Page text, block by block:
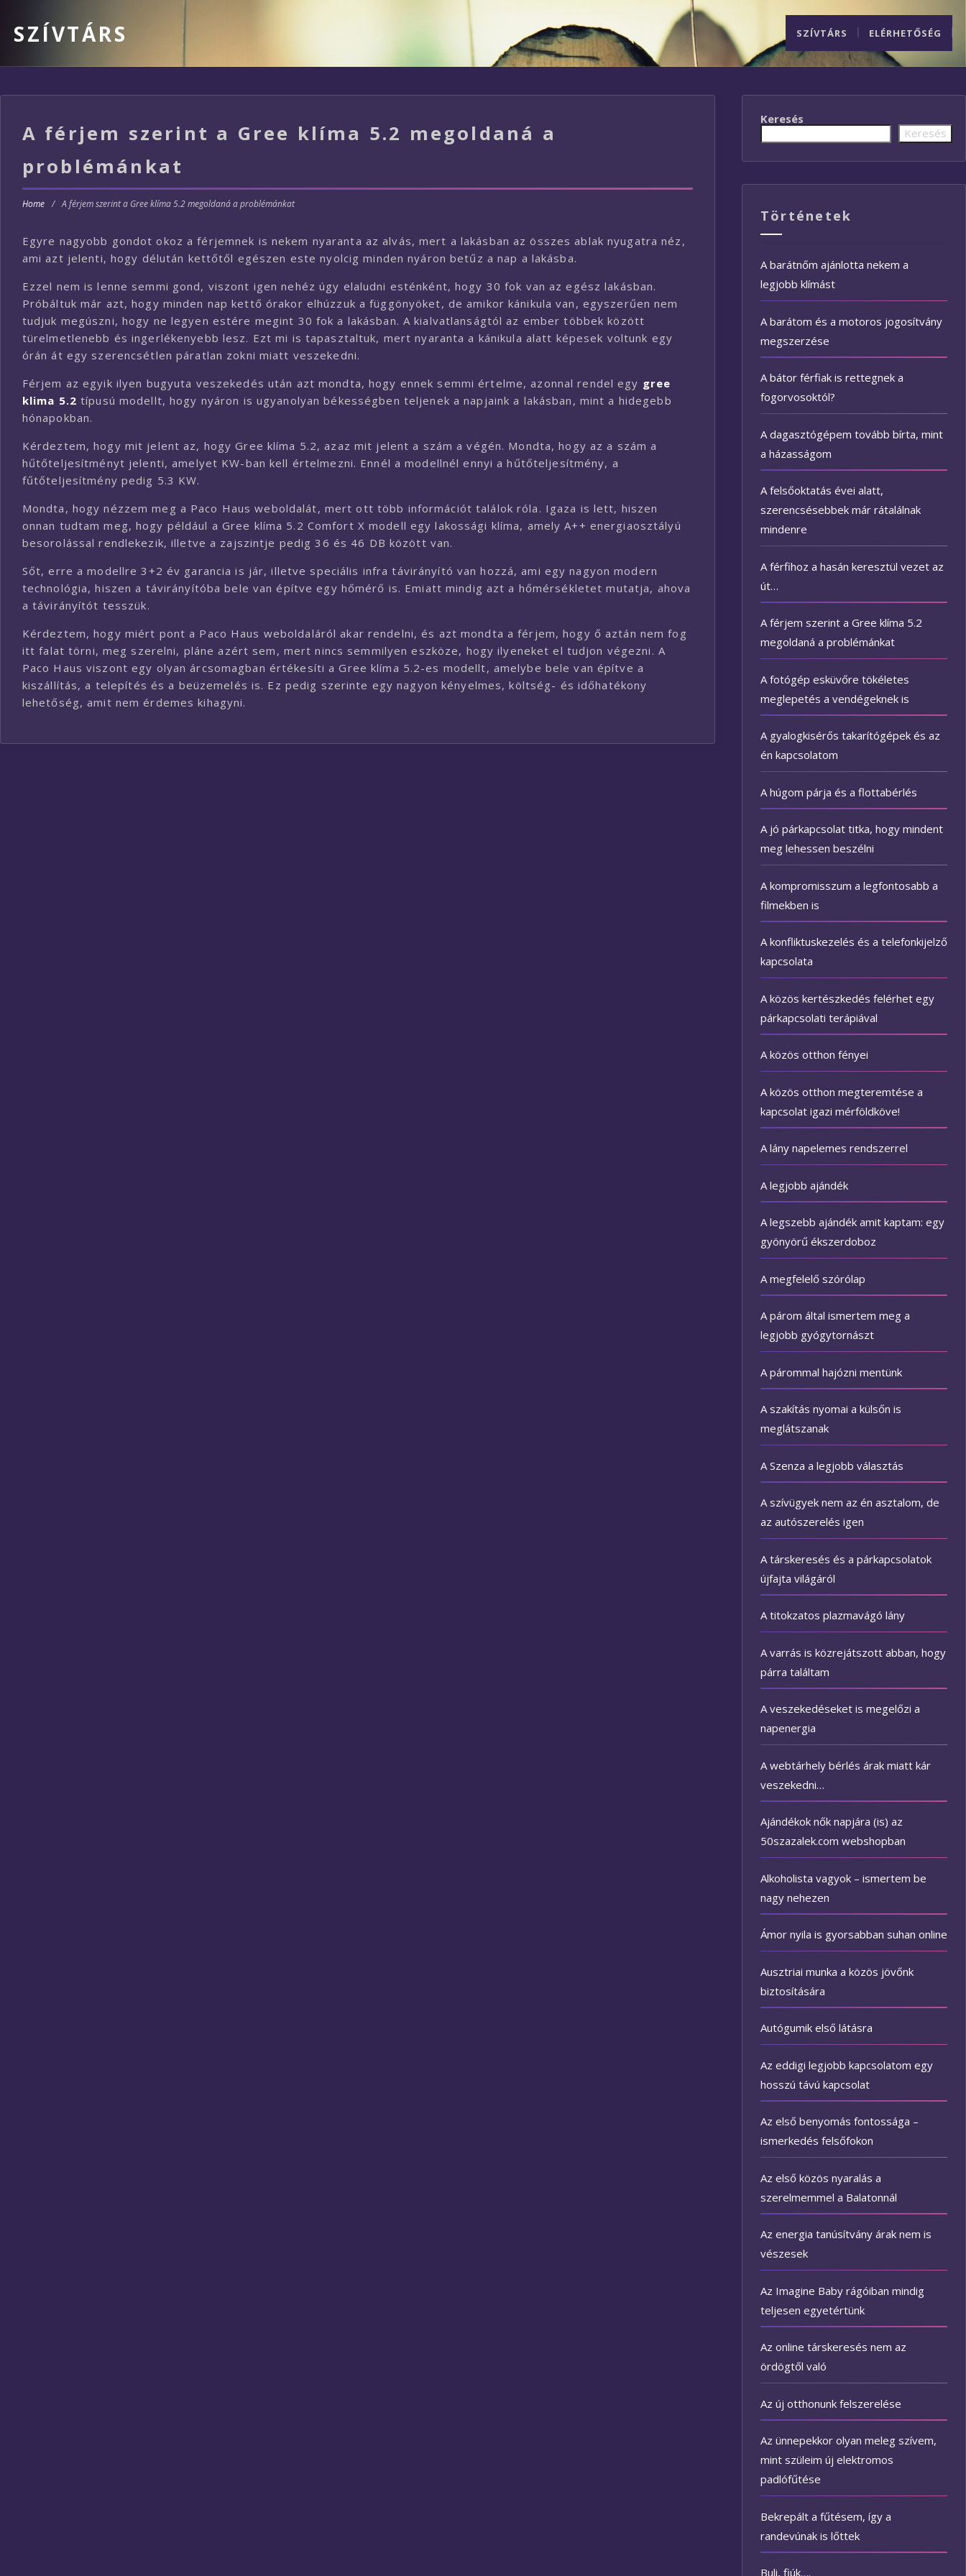
SZÍVTÁRS SZÍVTÁRS ELÉRHETŐSÉG
A férjem szerint a Gree klíma 5.2 megoldaná a
problémánkat
Home / A férjem szerint a Gree klíma 5.2 megoldaná a problémánkat
Egyre nagyobb gondot okoz a férjemnek is nekem nyaranta az alvás, mert a lakásban az összes ablak nyugatra néz,
ami azt jelenti, hogy délután kettőtől egészen este nyolcig minden nyáron betűz a nap a lakásba.
Ezzel nem is lenne semmi gond, viszont igen nehéz úgy elaludni esténként, hogy 30 fok van az egész lakásban.
Próbáltuk már azt, hogy minden nap kettő órakor elhúzzuk a függönyöket, de amikor kánikula van, egyszerűen nem
tudjuk megúszni, hogy ne legyen estére megint 30 fok a lakásban. A kialvatlanságtól az ember többek között
türelmetlenebb és ingerlékenyebb lesz. Ezt mi is tapasztaltuk, mert nyaranta a kánikula alatt képesek voltunk egy
órán át egy szerencsétlen páratlan zokni miatt veszekedni.
Férjem az egyik ilyen bugyuta veszekedés után azt mondta, hogy ennek semmi értelme, azonnal rendel egy gree
klima 5.2 típusú modellt, hogy nyáron is ugyanolyan békességben teljenek a napjaink a lakásban, mint a hidegebb
hónapokban.
Kérdeztem, hogy mit jelent az, hogy Gree klíma 5.2, azaz mit jelent a szám a végén. Mondta, hogy az a szám a
hűtőteljesítményt jelenti, amelyet KW-ban kell értelmezni. Ennél a modellnél ennyi a hűtőteljesítmény, a
fűtőteljesítmény pedig 5.3 KW.
Mondta, hogy nézzem meg a Paco Haus weboldalát, mert ott több információt találok róla. Igaza is lett, hiszen
onnan tudtam meg, hogy például a Gree klíma 5.2 Comfort X modell egy lakossági klíma, amely A++ energiaosztályú
besorolással rendlekezik, illetve a zajszintje pedig 36 és 46 DB között van.
Sőt, erre a modellre 3+2 év garancia is jár, illetve speciális infra távirányító van hozzá, ami egy nagyon modern
technológia, hiszen a távirányítóba bele van építve egy hőmérő is. Emiatt mindig azt a hőmérsékletet mutatja, ahova
a távirányítót tesszük.
Kérdeztem, hogy miért pont a Paco Haus weboldaláról akar rendelni, és azt mondta a férjem, hogy ő aztán nem fog
itt falat törni, meg szerelni, pláne azért sem, mert nincs semmilyen eszköze, hogy ilyeneket el tudjon végezni. A
Paco Haus viszont egy olyan árcsomagban értékesíti a Gree klíma 5.2-es modellt, amelybe bele van építve a
kiszállítás, a telepítés és a beüzemelés is. Ez pedig szerinte egy nagyon kényelmes, költség- és időhatékony
lehetőség, amit nem érdemes kihagyni.
Keresés
Keresés
Történetek
A barátnőm ajánlotta nekem a
legjobb klímást
A barátom és a motoros jogosítvány
megszerzése
A bátor férfiak is rettegnek a
fogorvosoktól?
A dagasztógépem tovább bírta, mint
a házasságom
A felsőoktatás évei alatt,
szerencsésebbek már rátalálnak
mindenre
A férfihoz a hasán keresztül vezet az
út…
A férjem szerint a Gree klíma 5.2
megoldaná a problémánkat
A fotógép esküvőre tökéletes
meglepetés a vendégeknek is
A gyalogkisérős takarítógépek és az
én kapcsolatom
A húgom párja és a flottabérlés
A jó párkapcsolat titka, hogy mindent
meg lehessen beszélni
A kompromisszum a legfontosabb a
filmekben is
A konfliktuskezelés és a telefonkijelző
kapcsolata
A közös kertészkedés felérhet egy
párkapcsolati terápiával
A közös otthon fényei
A közös otthon megteremtése a
kapcsolat igazi mérföldköve!
A lány napelemes rendszerrel
A legjobb ajándék
A legszebb ajándék amit kaptam: egy
gyönyörű ékszerdoboz
A megfelelő szórólap
A párom által ismertem meg a
legjobb gyógytornászt
A párommal hajózni mentünk
A szakítás nyomai a külsőn is
meglátszanak
A Szenza a legjobb választás
A szívügyek nem az én asztalom, de
az autószerelés igen
A társkeresés és a párkapcsolatok
újfajta világáról
A titokzatos plazmavágó lány
A varrás is közrejátszott abban, hogy
párra találtam
A veszekedéseket is megelőzi a
napenergia
A webtárhely bérlés árak miatt kár
veszekedni…
Ajándékok nők napjára (is) az
50szazalek.com webshopban
Alkoholista vagyok – ismertem be
nagy nehezen
Ámor nyila is gyorsabban suhan online
Ausztriai munka a közös jövőnk
biztosítására
Autógumik első látásra
Az eddigi legjobb kapcsolatom egy
hosszú távú kapcsolat
Az első benyomás fontossága –
ismerkedés felsőfokon
Az első közös nyaralás a
szerelmemmel a Balatonnál
Az energia tanúsítvány árak nem is
vészesek
Az Imagine Baby rágóiban mindig
teljesen egyetértünk
Az online társkeresés nem az
ördögtől való
Az új otthonunk felszerelése
Az ünnepekkor olyan meleg szívem,
mint szüleim új elektromos
padlófűtése
Bekrepált a fűtésem, így a
randevúnak is lőttek
Buli, fiúk….